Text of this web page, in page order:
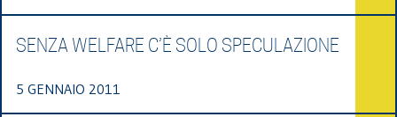
SENZA WELFARE C’È SOLO SPECULAZIONE
5 GENNAIO 2011